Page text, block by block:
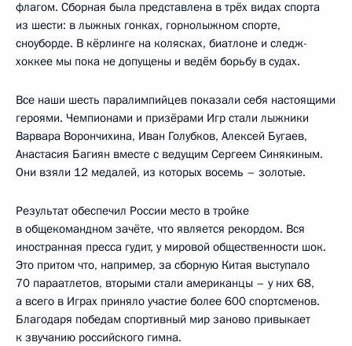
флагом. Сборная была представлена в трёх видах спорта
из шести: в лыжных гонках, горнолыжном спорте,
сноуборде. В кёрлинге на колясках, биатлоне и следж-
хоккее мы пока не допущены и ведём борьбу в судах.
Все наши шесть паралимпийцев показали себя настоящими
героями. Чемпионами и призёрами Игр стали лыжники
Варвара Ворончихина, Иван Голубков, Алексей Бугаев,
Анастасия Багиян вместе с ведущим Сергеем Синякиным.
Они взяли 12 медалей, из которых восемь – золотые.
Результат обеспечил России место в тройке
в общекомандном зачёте, что является рекордом. Вся
иностранная пресса гудит, у мировой общественности шок.
Это притом что, например, за сборную Китая выступало
70 параатлетов, вторыми стали американцы – у них 68,
а всего в Играх приняло участие более 600 спортсменов.
Благодаря победам спортивный мир заново привыкает
к звучанию российского гимна.